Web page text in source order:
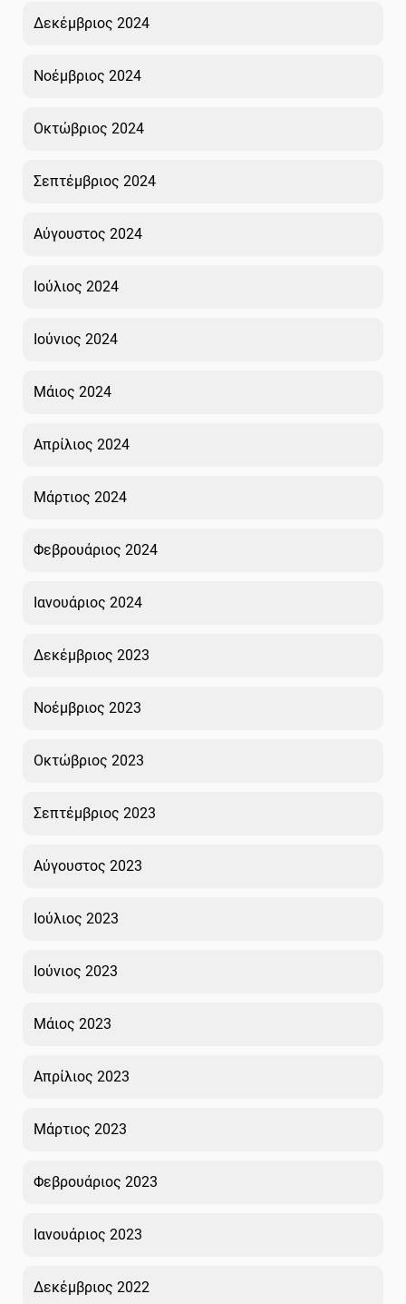
Δεκέμβριος 2024
Νοέμβριος 2024
Οκτώβριος 2024
Σεπτέμβριος 2024
Αύγουστος 2024
Ιούλιος 2024
Ιούνιος 2024
Μάιος 2024
Απρίλιος 2024
Μάρτιος 2024
Φεβρουάριος 2024
Ιανουάριος 2024
Δεκέμβριος 2023
Νοέμβριος 2023
Οκτώβριος 2023
Σεπτέμβριος 2023
Αύγουστος 2023
Ιούλιος 2023
Ιούνιος 2023
Μάιος 2023
Απρίλιος 2023
Μάρτιος 2023
Φεβρουάριος 2023
Ιανουάριος 2023
Δεκέμβριος 2022